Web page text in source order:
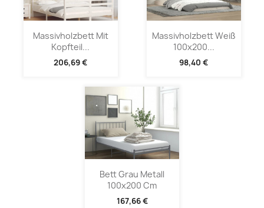
Massivholzbett Mit
Kopfteil...
206,69 €
Massivholzbett Weiß
100x200...
98,40 €
Bett Grau Metall
100x200 Cm
167,66 €